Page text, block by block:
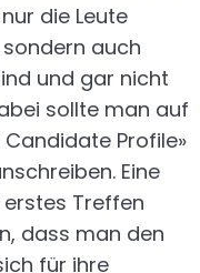
die Leute
auch
und gar nicht
sollte man auf
Profile»
Eine
Treffen
dass man den
für ihre